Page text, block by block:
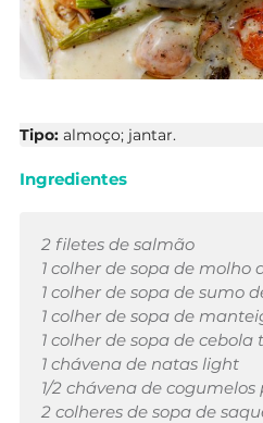
Tipo: almoço; jantar.
Ingredientes
2 filetes de salmão
1 colher de sopa de molho
1 colher de sopa de sumo
1 colher de sopa de
1 colher de sopa de
1 chávena de natas light
1/2 chávena de cogumelos
2 colheres de sopa de